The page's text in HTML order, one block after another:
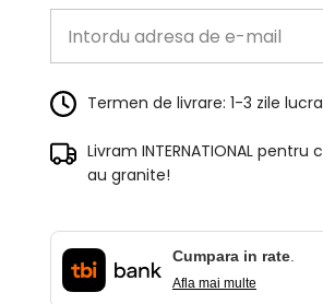
Termen de livrare: 1-3 zile
Livram INTERNATIONAL
au granite!
Cumpara in rate.
Afla mai multe